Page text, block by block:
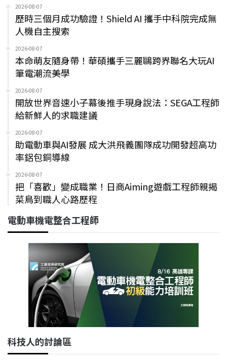
2026-08-07
歷時三個月成功驗證！Shield AI 攜手中科院完成無
人機自主搜索
2026-08-07
本命萌友隨身帶！華碩攜手三麗鷗跨界聯名大玩AI
筆電潮流美學
2026-08-07
開放世界音速小子幕後推手現身說法：SEGA工程師
給新鮮人的求職建議
2026-08-07
助電動車與AI發展 成大洪飛義團隊成功開發超高功
率鋁包銅導線
2026-08-07
把「喜歡」變成職業！日商Aiming遊戲工程師親揭
菜鳥到職人心路歷程
電動車機電整合工程師
科技人的討論區